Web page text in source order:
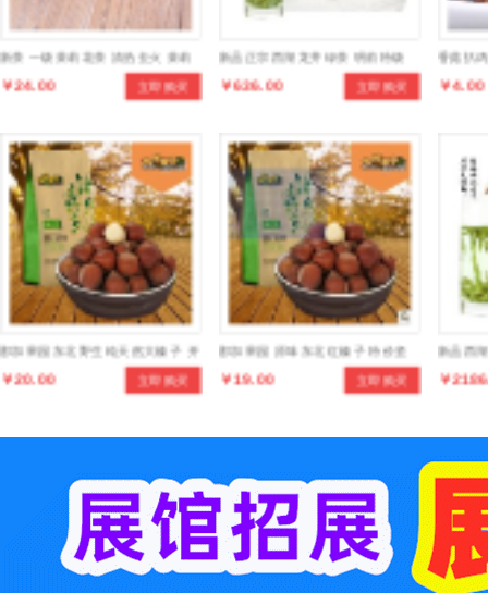
新茶 一级茉莉花茶 清热去火 茉莉
花茶 立即购买
￥24.00
新品正宗西湖龙井绿茶 明前特级
250克礼盒装茶叶 正品新茶叶
立即购买
￥636.00
香菇扒
独立包
￥4.00
那加果园东北野生纯天然大榛子 开
口榛子大颗粒清香坚果干果250克
立即购买
￥20.00
那加果园 原味东北红榛子 特价坚
果零食 清香开口红榛子 250g装
立即购买
￥19.00
新品西
纸包装
￥